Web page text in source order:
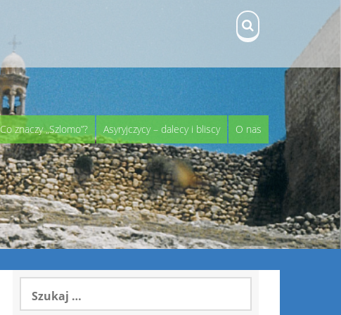
Co znaczy „Szlomo”? Asyryjczycy – dalecy i bliscy O nas
Szukaj: